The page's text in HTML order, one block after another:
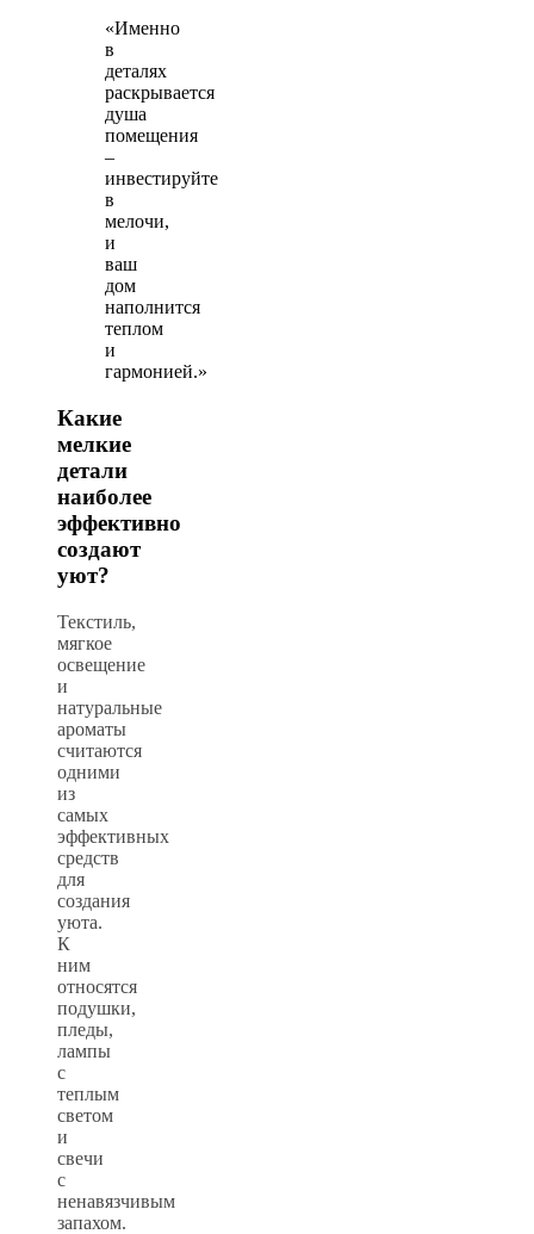
«Именно
в
деталях
раскрывается
душа
помещения
–
инвестируйте
в
мелочи,
и
ваш
дом
наполнится
теплом
и
гармонией.»
Какие
мелкие
детали
наиболее
эффективно
создают
уют?
Текстиль,
мягкое
освещение
и
натуральные
ароматы
считаются
одними
из
самых
эффективных
средств
для
создания
уюта.
К
ним
относятся
подушки,
пледы,
лампы
с
теплым
светом
и
свечи
с
ненавязчивым
запахом.